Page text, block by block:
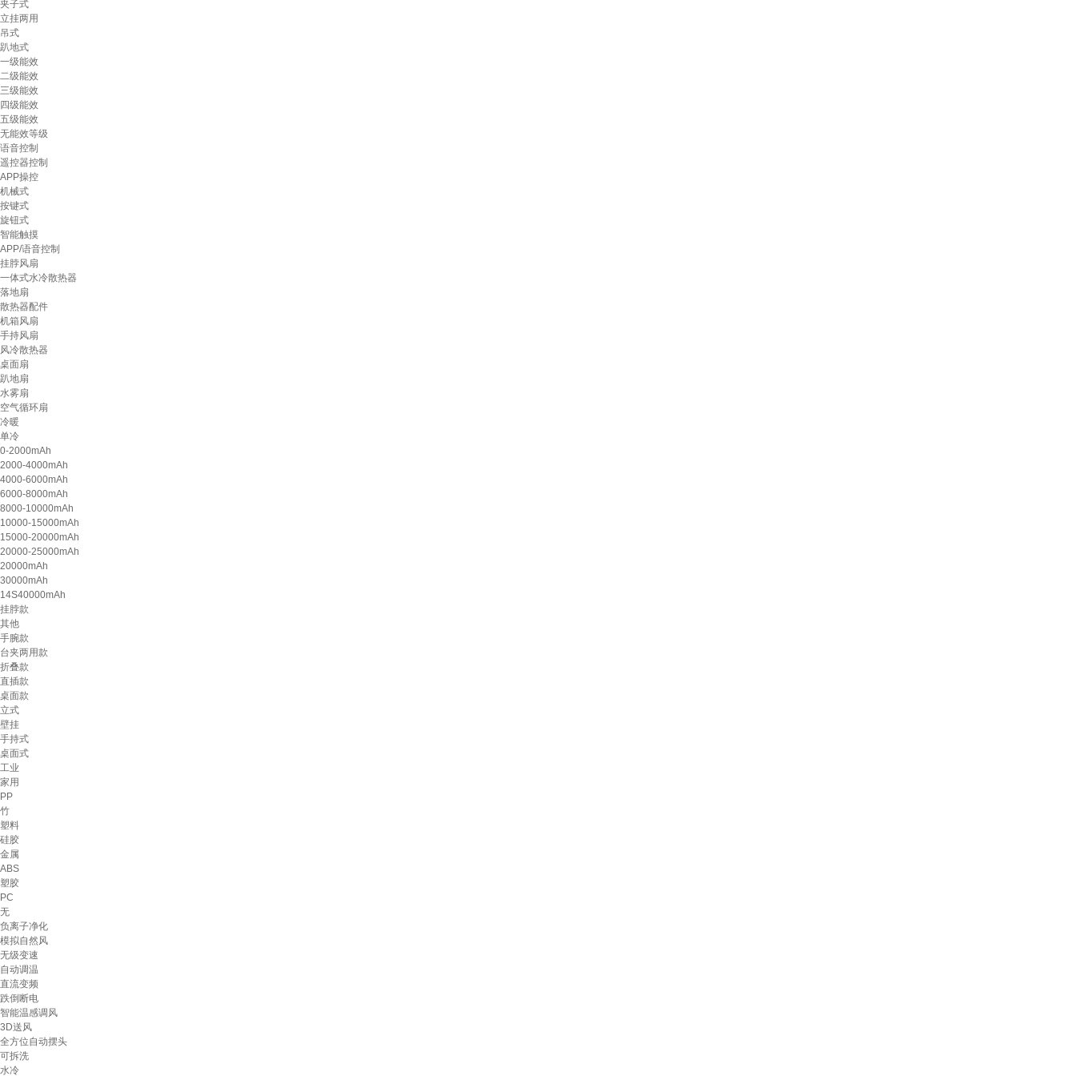
夹子式
立挂两用
吊式
趴地式
一级能效
二级能效
三级能效
四级能效
五级能效
无能效等级
语音控制
遥控器控制
APP操控
机械式
按键式
旋钮式
智能触摸
APP/语音控制
挂脖风扇
一体式水冷散热器
落地扇
散热器配件
机箱风扇
手持风扇
风冷散热器
桌面扇
趴地扇
水雾扇
空气循环扇
冷暖
单冷
0-2000mAh
2000-4000mAh
4000-6000mAh
6000-8000mAh
8000-10000mAh
10000-15000mAh
15000-20000mAh
20000-25000mAh
20000mAh
30000mAh
14S40000mAh
挂脖款
其他
手腕款
台夹两用款
折叠款
直插款
桌面款
立式
壁挂
手持式
桌面式
工业
家用
PP
竹
塑料
硅胶
金属
ABS
塑胶
PC
无
负离子净化
模拟自然风
无级变速
自动调温
直流变频
跌倒断电
智能温感调风
3D送风
全方位自动摆头
可拆洗
水冷